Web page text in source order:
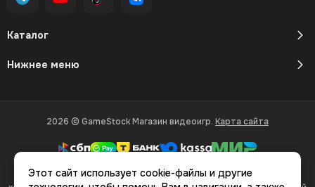
Каталог
Нижнее меню
2026 © GameStock Магазин видеоигр. Карта сайта
Вся представленная на сайте информация, касающаяся
Этот сайт использует cookie-файлы и другие